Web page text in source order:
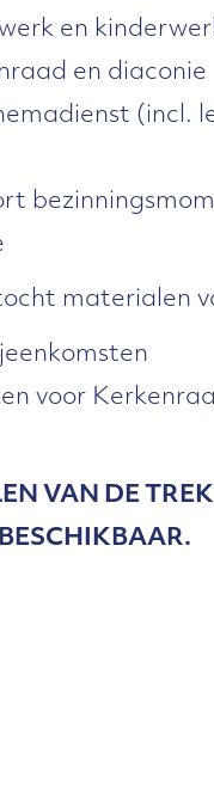
en
en diaconie
(incl.
materialen
voor
VAN DE